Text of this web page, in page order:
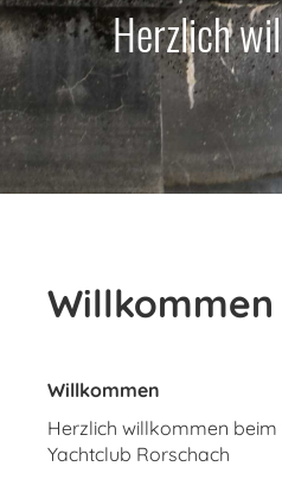
Herzlich
Willkommen
Willkommen
Herzlich willkommen beim
Yachtclub Rorschach